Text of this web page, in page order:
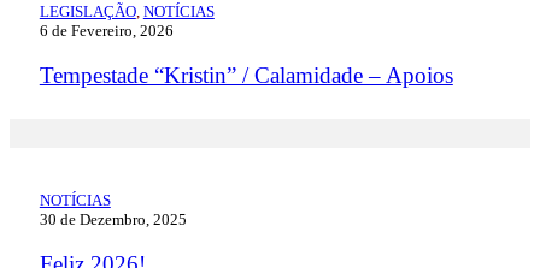
LEGISLAÇÃO, NOTÍCIAS
6 de Fevereiro, 2026
Tempestade “Kristin” / Calamidade – Apoios
NOTÍCIAS
30 de Dezembro, 2025